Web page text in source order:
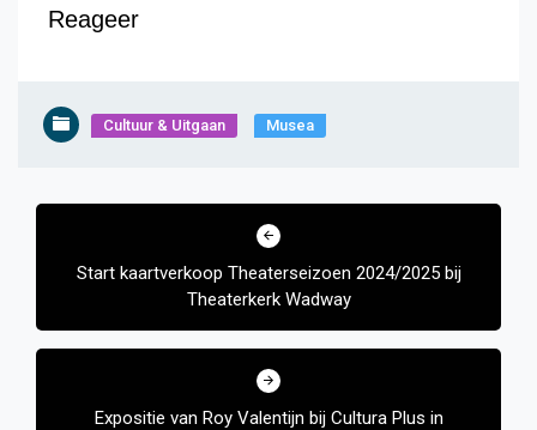
Reageer
Cultuur & Uitgaan Musea
Bericht
Start kaartverkoop Theaterseizoen 2024/2025 bij
Theaterkerk Wadway
Expositie van Roy Valentijn bij Cultura Plus in